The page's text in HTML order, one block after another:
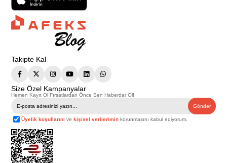
Takipte Kal
Size Özel Kampanyalar
Hemen Kayıt Ol Fırsatlardan Önce Sen Haberdar Ol!
Gönder
Üyelik koşullarını vekişisel verilerimin korunmasını kabul ediyorum.